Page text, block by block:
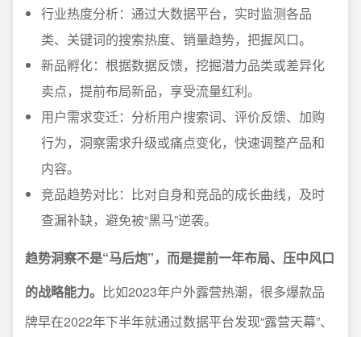
行业热度分析：通过大数据平台，实时监测各品
类、关键词的搜索热度、销量趋势，把握风口。
新品孵化：根据数据反馈，挖掘潜力品类或差异化
卖点，提前布局新品，享受流量红利。
用户需求变迁：分析用户搜索词、评价反馈、加购
行为，洞察需求升级或痛点变化，快速调整产品和
内容。
竞品趋势对比：比对自身和竞品的成长曲线，及时
查漏补缺，避免被“黑马”逆袭。
趋势洞察不是“马后炮”，而是提前一年布局、压中风口
的战略能力。 比如2023年户外露营热潮，很多爆款品
牌早在2022年下半年就通过数据平台发现“露营天幕”、